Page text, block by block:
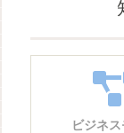
ビジネ